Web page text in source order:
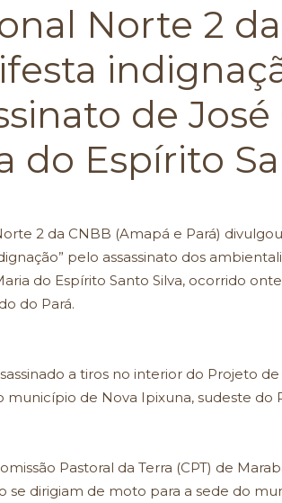
Norte 2
de
do Espírito
2 da CNBB (Amapá e Pará)
pelo assassinato dos
do Espírito Santo Silva, ocorrido
do Pará.
a tiros no interior do Projeto
município de Nova Ipixuna, sudeste do
Pastoral da Terra (CPT) de
se dirigiam de moto para a sede do